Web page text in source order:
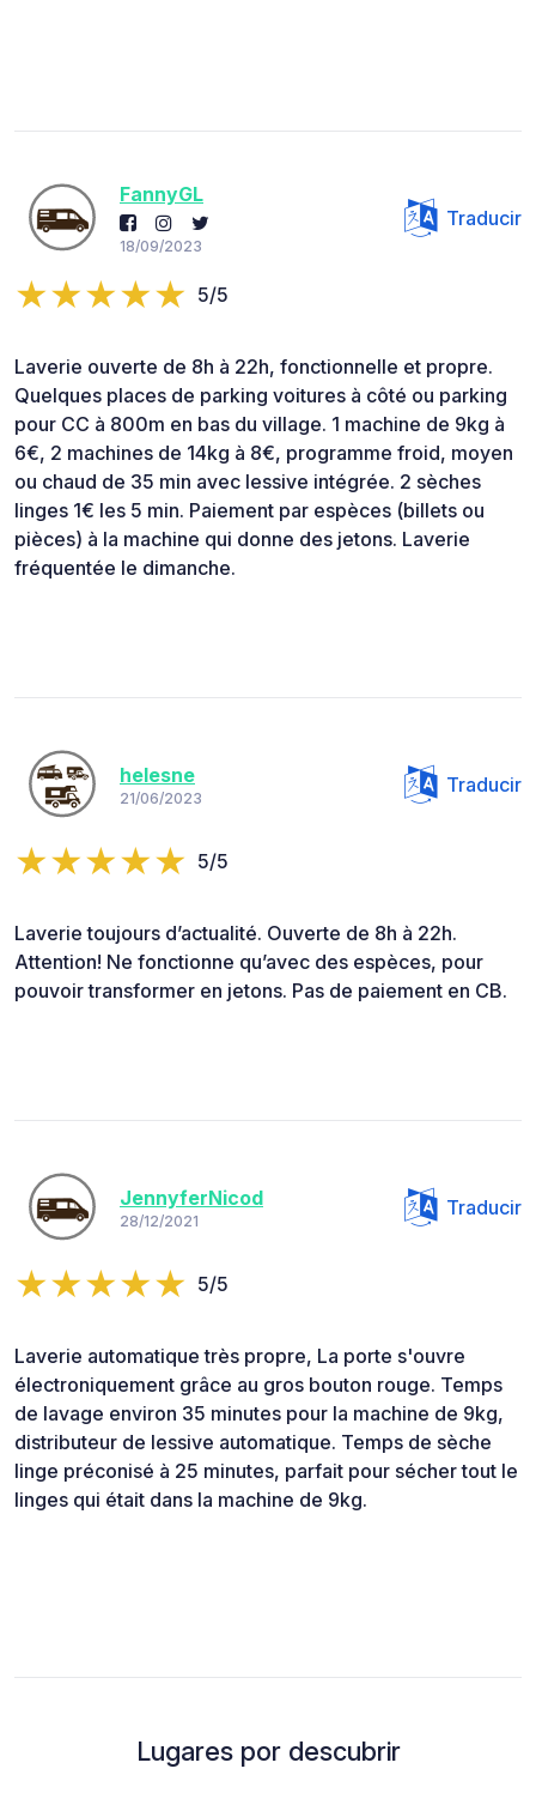
FannyGL
18/09/2023
Traducir
5/5
Laverie ouverte de 8h à 22h, fonctionnelle et propre.
Quelques places de parking voitures à côté ou parking
pour CC à 800m en bas du village. 1 machine de 9kg à
6€, 2 machines de 14kg à 8€, programme froid, moyen
ou chaud de 35 min avec lessive intégrée. 2 sèches
linges 1€ les 5 min. Paiement par espèces (billets ou
pièces) à la machine qui donne des jetons. Laverie
fréquentée le dimanche.
helesne
21/06/2023
Traducir
5/5
Laverie toujours d’actualité. Ouverte de 8h à 22h.
Attention! Ne fonctionne qu’avec des espèces, pour
pouvoir transformer en jetons. Pas de paiement en CB.
JennyferNicod
28/12/2021
Traducir
5/5
Laverie automatique très propre, La porte s'ouvre
électroniquement grâce au gros bouton rouge. Temps
de lavage environ 35 minutes pour la machine de 9kg,
distributeur de lessive automatique. Temps de sèche
linge préconisé à 25 minutes, parfait pour sécher tout le
linges qui était dans la machine de 9kg.
Lugares por descubrir